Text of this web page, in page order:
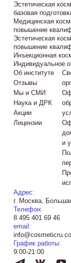
Эстетическая
базовая
Медицинская
повышение
Эстетическая
повышение
Инъекционная
Индивидуальное
Об институте
Отзывы
Мы и СМИ
Наука и ДРК
Акции
Лицензии
и
Адрес:
г. Москва,
Телефон:
8 495 401 69 46
email:
График работы:
9:00-21:00